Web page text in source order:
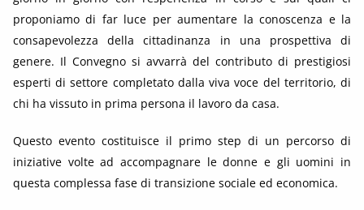
proponiamo di far luce per aumentare la conoscenza e la
consapevolezza della cittadinanza in una prospettiva di
genere. Il Convegno si avvarrà del contributo di prestigiosi
esperti di settore completato dalla viva voce del territorio, di
chi ha vissuto in prima persona il lavoro da casa.
Questo evento costituisce il primo step di un percorso di
iniziative volte ad accompagnare le donne e gli uomini in
questa complessa fase di transizione sociale ed economica.